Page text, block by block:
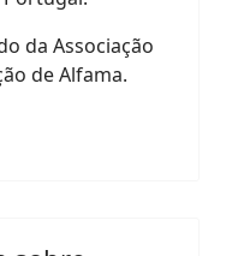
da Associação
de Alfama.